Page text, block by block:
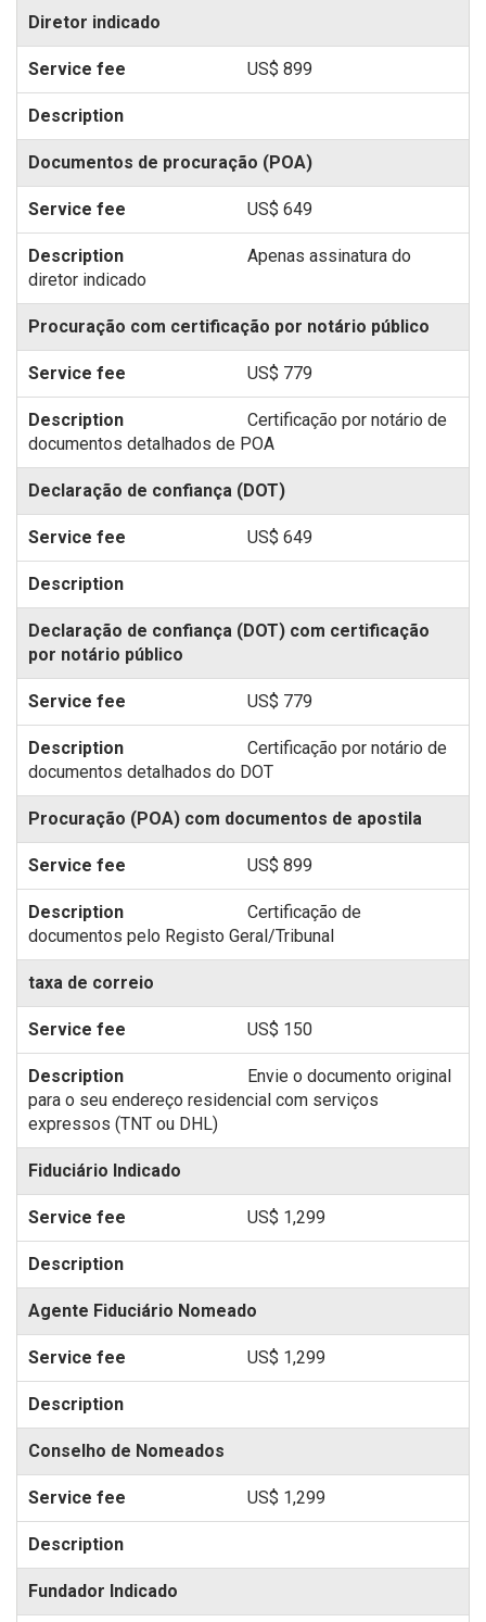
Diretor indicado
US$ 899
Documentos de procuração (POA)
US$ 649
Apenas assinatura do
diretor indicado
Procuração com certificação por notário público
US$ 779
Certificação por notário de
documentos detalhados de POA
Declaração de confiança (DOT)
US$ 649
Declaração de confiança (DOT) com certificação
por notário público
US$ 779
Certificação por notário de
documentos detalhados do DOT
Procuração (POA) com documentos de apostila
US$ 899
Certificação de
documentos pelo Registo Geral/Tribunal
taxa de correio
US$ 150
Envie o documento original
para o seu endereço residencial com serviços
expressos (TNT ou DHL)
Fiduciário Indicado
US$ 1,299
Agente Fiduciário Nomeado
US$ 1,299
Conselho de Nomeados
US$ 1,299
Fundador Indicado